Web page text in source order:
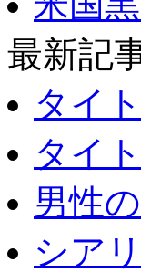
最新記
タイ
タイ
男性
シア